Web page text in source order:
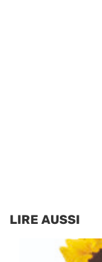
LIRE AUSSI